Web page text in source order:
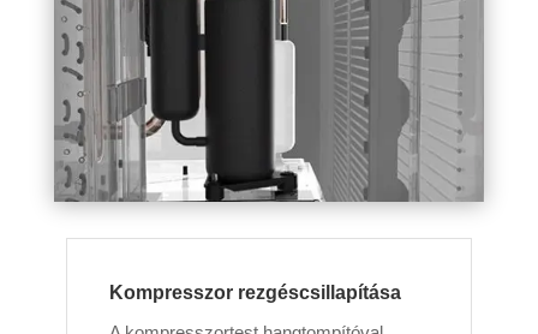
Kompresszor rezgéscsillapítása